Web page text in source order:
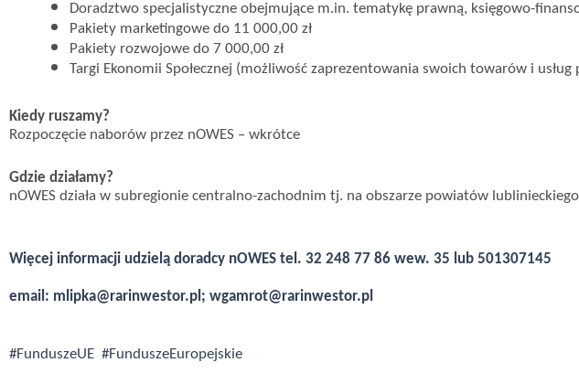
Doradztwo specjalistyczne obejmujące m.in. tematykę prawną, księgowo-
Pakiety marketingowe do 11 000,00 zł
Pakiety rozwojowe do 7 000,00 zł
Targi Ekonomii Społecznej (możliwość zaprezentowania swoich towarów i usług
Kiedy ruszamy?
Rozpoczęcie naborów przez nOWES – wkrótce
Gdzie działamy?
nOWES działa w subregionie centralno-zachodnim tj. na obszarze powiatów
Więcej informacji udzielą doradcy nOWES tel. 32 248 77 86 wew. 35 lub 501307145
email: mlipka@rarinwestor.pl; wgamrot@rarinwestor.pl
#FunduszeUE #FunduszeEuropejskie